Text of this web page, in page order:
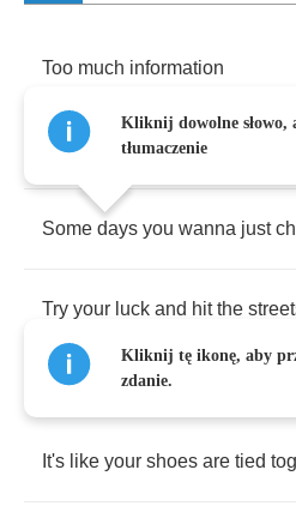
Too much information
People drowning in
Some days you wanna just
Try your luck and hit the
It's like your shoes are tied
Kliknij dowolne słowo,
tłumaczenie
Kliknij tę ikonę, aby
zdanie.